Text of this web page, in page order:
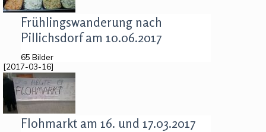
Frühlingswanderung nach
Pillichsdorf am 10.06.2017
65 Bilder
[2017-03-16]
Flohmarkt am 16. und 17.03.2017